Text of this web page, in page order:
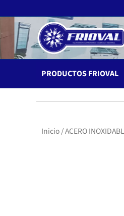
al
contenido
PRODUCTOS FRIOVAL
Inicio/ACERO